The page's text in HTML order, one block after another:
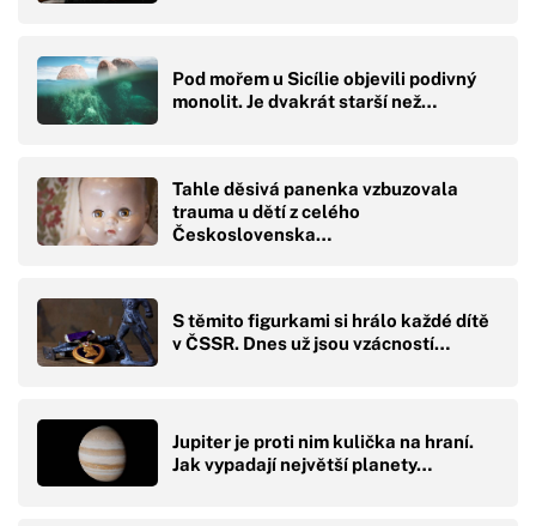
Pod mořem u Sicílie objevili podivný
monolit. Je dvakrát starší než…
Tahle děsivá panenka vzbuzovala
trauma u dětí z celého
Československa…
S těmito figurkami si hrálo každé dítě
v ČSSR. Dnes už jsou vzácností…
Jupiter je proti nim kulička na hraní.
Jak vypadají největší planety…